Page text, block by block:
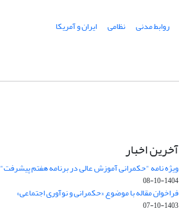
روابط مدنی نظامی
ایران و آمریکا
آخرین اخبار
ویژه نامه "حکمرانی آموزش عالی در برنامه هفتم پیشرفت"
1404-10-08
فراخوان مقاله با موضوع «حکمرانی و نوآوری اجتماعی»
1403-10-07